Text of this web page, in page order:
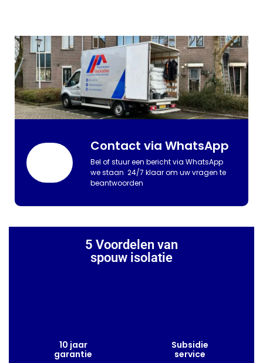
Contact via WhatsApp
Bel of stuur een bericht via WhatsApp
we staan 24/7 klaar om uw vragen te
beantwoorden
5 Voordelen van
spouw isolatie
10 jaar
garantie
Subsidie
service